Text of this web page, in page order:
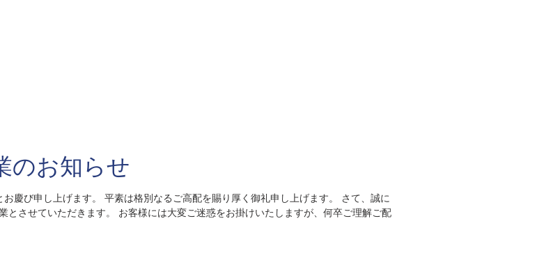
のお知らせ
とさせていただきます。 お客様には大変ご迷惑をお掛けいたしますが、何卒ご理解ご配